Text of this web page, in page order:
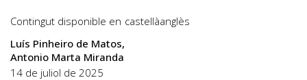
Contingut disponible en castellàanglès
Luís Pinheiro de Matos
Antonio Marta Miranda
14 de juliol de 2025